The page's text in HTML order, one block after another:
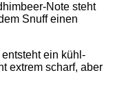
Note steht
Snuff einen
ein kühl-
extrem scharf, aber